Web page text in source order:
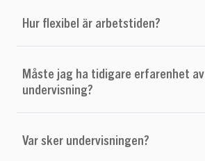
Hur flexibel är arbetstiden?
Måste jag ha tidigare erfarenhet av
undervisning?
Var sker undervisningen?